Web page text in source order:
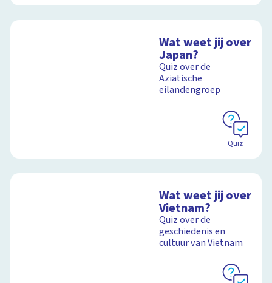
Wat weet jij over
Japan?
Quiz over de
Aziatische
eilandengroep
Quiz
Wat weet jij over
Vietnam?
Quiz over de
geschiedenis en
cultuur van Vietnam